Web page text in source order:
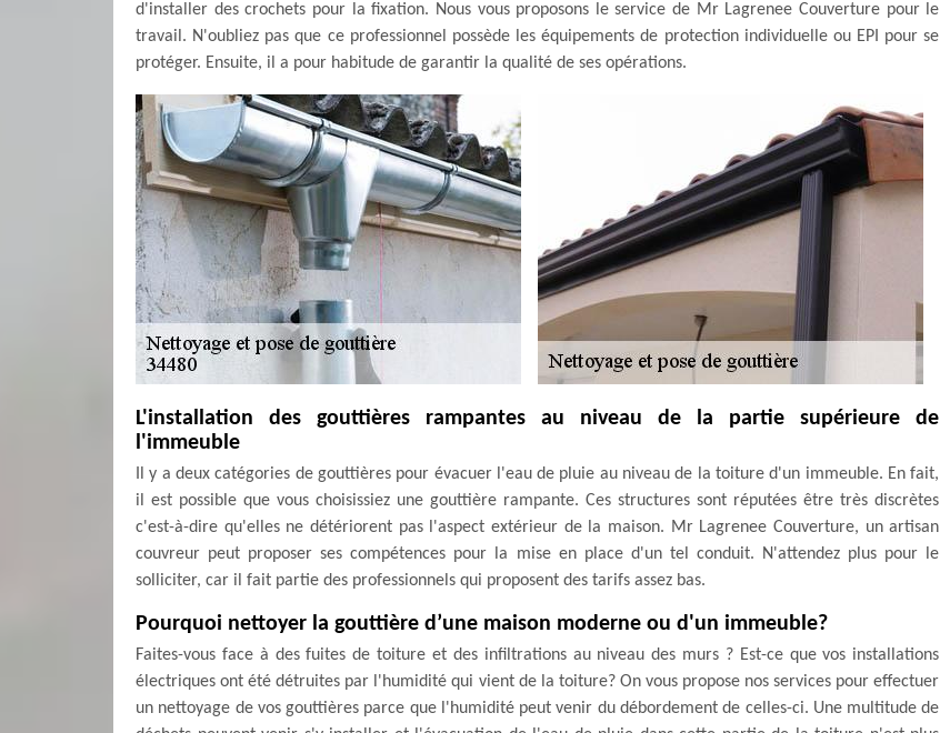
d'installer des crochets pour la fixation. Nous vous proposons le service de Mr Lagrenee Couverture pour le
travail. N'oubliez pas que ce professionnel possède les équipements de protection individuelle ou EPI pour se
protéger. Ensuite, il a pour habitude de garantir la qualité de ses opérations.
L'installation des gouttières rampantes au niveau de la partie supérieure de
l'immeuble
Il y a deux catégories de gouttières pour évacuer l'eau de pluie au niveau de la toiture d'un immeuble. En fait,
il est possible que vous choisissiez une gouttière rampante. Ces structures sont réputées être très discrètes
c'est-à-dire qu'elles ne détériorent pas l'aspect extérieur de la maison. Mr Lagrenee Couverture, un artisan
couvreur peut proposer ses compétences pour la mise en place d'un tel conduit. N'attendez plus pour le
solliciter, car il fait partie des professionnels qui proposent des tarifs assez bas.
Pourquoi nettoyer la gouttière d’une maison moderne ou d'un immeuble?
Faites-vous face à des fuites de toiture et des infiltrations au niveau des murs ? Est-ce que vos installations
électriques ont été détruites par l'humidité qui vient de la toiture? On vous propose nos services pour effectuer
un nettoyage de vos gouttières parce que l'humidité peut venir du débordement de celles-ci. Une multitude de